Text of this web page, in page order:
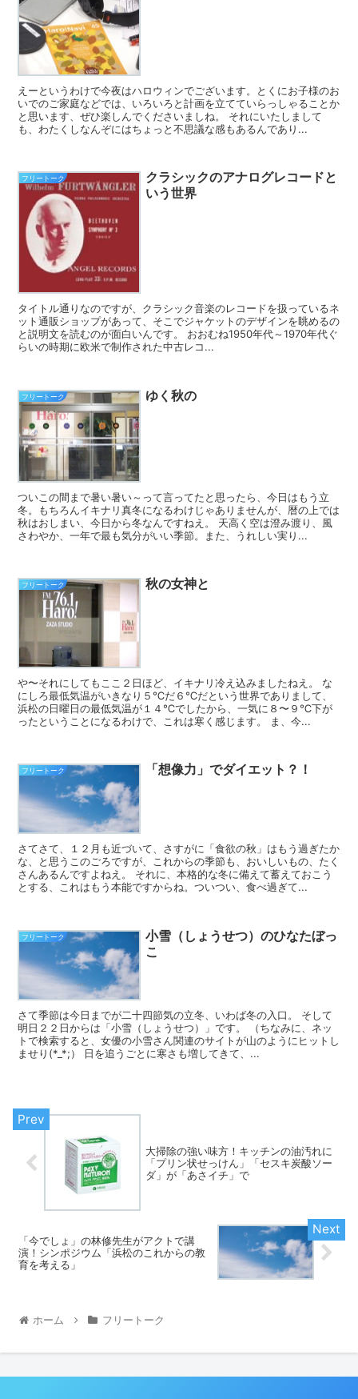
えーというわけで今夜はハロウィンでございます。とくにお子様のお
いでのご家庭などでは、いろいろと計画を立てていらっしゃることか
と思います、ぜひ楽しんでくださいましね。 それにいたしまして
も、わたくしなんぞにはちょっと不思議な感もあるんであり...
フリートーク
クラシックのアナログレコードと
いう世界
タイトル通りなのですが、クラシック音楽のレコードを扱っているネ
ット通販ショップがあって、そこでジャケットのデザインを眺めるの
と説明文を読むのが面白いんです。 おおむね1950年代～1970年代ぐ
らいの時期に欧米で制作された中古レコ...
フリートーク ゆく秋の
ついこの間まで暑い暑い～って言ってたと思ったら、今日はもう立
冬。もちろんイキナリ真冬になるわけじゃありませんが、暦の上では
秋はおしまい、今日から冬なんですねえ。 天高く空は澄み渡り、風
さわやか、一年で最も気分がいい季節。また、うれしい実り...
フリートーク 秋の女神と
や〜それにしてもここ２日ほど、イキナリ冷え込みましたねえ。 な
にしろ最低気温がいきなり５℃だ６℃だという世界でありまして、
浜松の日曜日の最低気温が１４℃でしたから、一気に８〜９℃下が
ったということになるわけで、これは寒く感じます。 ま、今...
フリートーク 「想像力」でダイエット？！
さてさて、１２月も近づいて、さすがに「食欲の秋」はもう過ぎたか
な、と思うこのごろですが、これからの季節も、おいしいもの、たく
さんあるんですよねえ。 それに、本格的な冬に備えて蓄えておこう
とする、これはもう本能ですからね。ついつい、食べ過ぎて...
フリートーク
小雪（しょうせつ）のひなたぼっ
こ
さて季節は今日までが二十四節気の立冬、いわば冬の入口。 そして
明日２２日からは「小雪（しょうせつ）」です。 （ちなみに、ネッ
トで検索すると、女優の小雪さん関連のサイトが山のようにヒットし
ませり(*_*;） 日を追うごとに寒さも増してきて、...
大掃除の強い味方！キッチンの油汚れに
「プリン状せっけん」「セスキ炭酸ソー
ダ」が「あさイチ」で
「今でしょ」の林修先生がアクトで講
演！シンポジウム「浜松のこれからの教
育を考える」
ホーム フリートーク